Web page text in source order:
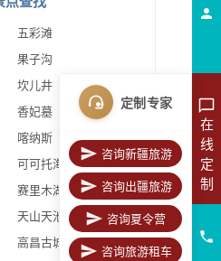
五彩滩
果子沟
坎儿井
香妃墓
喀纳斯
可可托海
赛里木湖
天山天池
高昌古城
在
线
定
制
定制专家
咨询新疆旅游
咨询出疆旅游
咨询夏令营
咨询旅游租车